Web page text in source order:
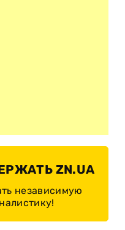
ZN.UA
независимую